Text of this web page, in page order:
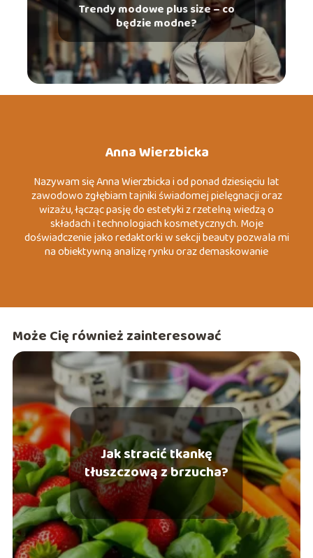
Trendy modowe plus size – co
będzie modne?
Anna Wierzbicka
Nazywam się Anna Wierzbicka i od ponad dziesięciu lat
zawodowo zgłębiam tajniki świadomej pielęgnacji oraz
wizażu, łącząc pasję do estetyki z rzetelną wiedzą o
składach i technologiach kosmetycznych. Moje
doświadczenie jako redaktorki w sekcji beauty pozwala mi
na obiektywną analizę rynku oraz demaskowanie
(slow fashion) oraz psychologią koloru wizerunku. Moim
wskazówek, które pomagają czytelnikom budować
pewność siebie poprzez autentyczny i przemyślany styl.
Może Cię również zainteresować
Jak stracić tkankę
tłuszczową z brzucha?